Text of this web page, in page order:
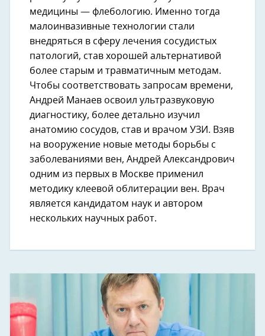
медицины — флебологию. Именно тогда
малоинвазивные технологии стали
внедряться в сферу лечения сосудистых
патологий, став хорошей альтернативой
более старым и травматичным методам.
Чтобы соответствовать запросам времени,
Андрей Манаев освоил ультразвуковую
диагностику, более детально изучил
анатомию сосудов, став и врачом УЗИ. Взяв
на вооружение новые методы борьбы с
заболеваниями вен, Андрей Александрович
одним из первых в Москве применил
методику клеевой облитерации вен. Врач
является кандидатом наук и автором
нескольких научных работ.